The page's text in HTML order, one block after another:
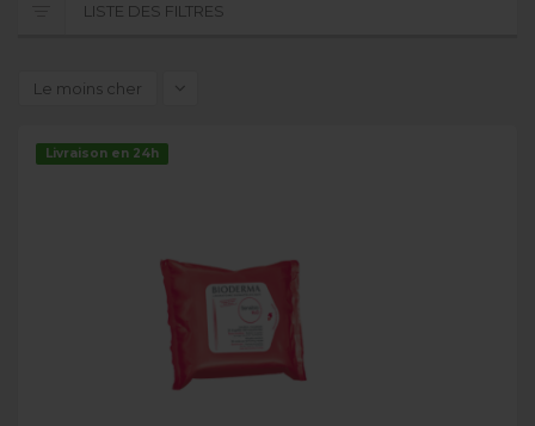
LISTE DES FILTRES
Le moins cher
Livraison en 24h